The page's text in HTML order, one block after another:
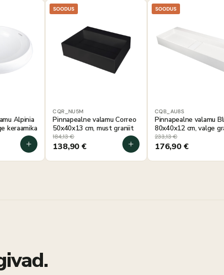
Alpinia
keraamika
SOODUS
CQR_NU5M
Pinnapealne valamu Correo
50x40x13 cm, must graniit
184,13€
138,90€
SOODUS
CQB_AU8S
Pinnapealne valamu
80x40x12 cm, valge
233,13€
176,90€